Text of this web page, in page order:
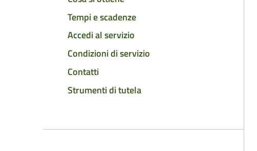
Tempi e scadenze
Accedi al servizio
Condizioni di servizio
Contatti
Strumenti di tutela